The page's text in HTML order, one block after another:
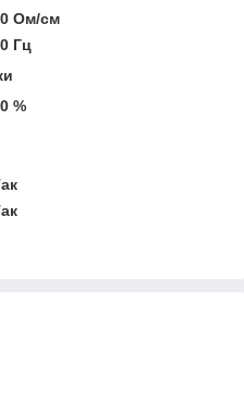
Ом/см
Гц
%